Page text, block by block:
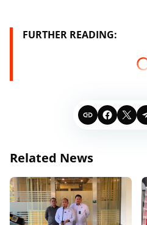
FURTHER READING:
Related News